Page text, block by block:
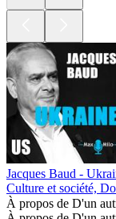
Jacques Baud -
Culture et société,
À propos de D'un